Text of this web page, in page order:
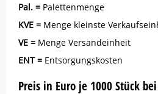
Pal. = Palettenmenge
KVE = Menge kleinste
VE = Menge Versandeinheit
ENT = Entsorgungskosten
Preis in Euro je 1000 Stück